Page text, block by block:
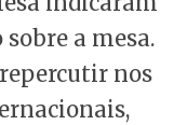
sobre a mesa.
nos